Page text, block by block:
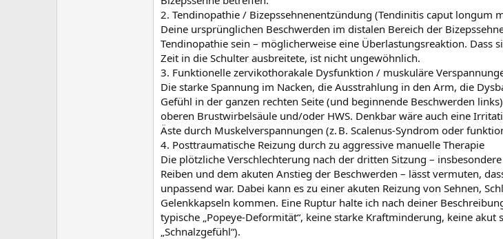
2. Tendinopathie / Bizepssehnenentzündung (Tendinitis caput longum
Deine ursprünglichen Beschwerden im distalen Bereich der
Tendinopathie sein – möglicherweise eine Überlastungsreaktion. Dass
Zeit in die Schulter ausbreitete, ist nicht ungewöhnlich.
3. Funktionelle zervikothorakale Dysfunktion / muskuläre
Die starke Spannung im Nacken, die Ausstrahlung in den Arm, die
Gefühl in der ganzen rechten Seite (und beginnende Beschwerden
oberen Brustwirbelsäule und/oder HWS. Denkbar wäre auch eine
Äste durch Muskelverspannungen (z. B. Scalenus-Syndrom oder
4. Posttraumatische Reizung durch zu aggressive manuelle Therapie
Die plötzliche Verschlechterung nach der dritten Sitzung –
Reiben und dem akuten Anstieg der Beschwerden – lässt vermuten,
unpassend war. Dabei kann es zu einer akuten Reizung von Sehnen,
Gelenkkapseln kommen. Eine Ruptur halte ich nach deiner
typische „Popeye-Deformität“, keine starke Kraftminderung, keine akut
„Schnalzgefühl“).